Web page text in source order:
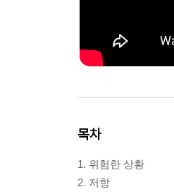
목차
1. 위험한 상황
2. 저항